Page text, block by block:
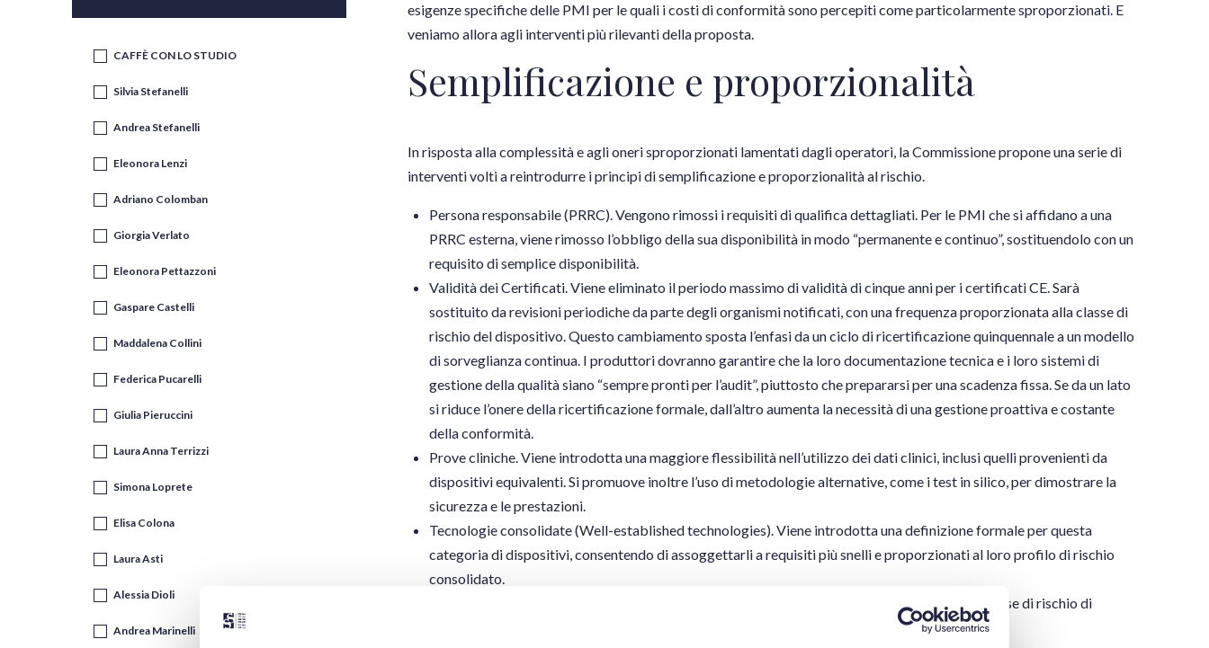
CAFFÈ CON LO STUDIO
Silvia Stefanelli
Andrea Stefanelli
Eleonora Lenzi
Adriano Colomban
Giorgia Verlato
Eleonora Pettazzoni
Gaspare Castelli
Maddalena Collini
Federica Pucarelli
Giulia Pieruccini
Laura Anna Terrizzi
Simona Loprete
Elisa Colona
Laura Asti
Alessia Dioli
Andrea Marinelli
esigenze specifiche delle PMI per le quali i costi di conformità sono percepiti come particolarmente sproporzionati. E
veniamo allora agli interventi più rilevanti della proposta.
Semplificazione e proporzionalità
In risposta alla complessità e agli oneri sproporzionati lamentati dagli operatori, la Commissione propone una serie di
interventi volti a reintrodurre i principi di semplificazione e proporzionalità al rischio.
Persona responsabile (PRRC). Vengono rimossi i requisiti di qualifica dettagliati. Per le PMI che si affidano a una
PRRC esterna, viene rimosso l’obbligo della sua disponibilità in modo “permanente e continuo”, sostituendolo con un
requisito di semplice disponibilità.
Validità dei Certificati. Viene eliminato il periodo massimo di validità di cinque anni per i certificati CE. Sarà
sostituito da revisioni periodiche da parte degli organismi notificati, con una frequenza proporzionata alla classe di
rischio del dispositivo. Questo cambiamento sposta l’enfasi da un ciclo di ricertificazione quinquennale a un modello
di sorveglianza continua. I produttori dovranno garantire che la loro documentazione tecnica e i loro sistemi di
gestione della qualità siano “sempre pronti per l’audit”, piuttosto che prepararsi per una scadenza fissa. Se da un lato
si riduce l’onere della ricertificazione formale, dall’altro aumenta la necessità di una gestione proattiva e costante
della conformità.
Prove cliniche. Viene introdotta una maggiore flessibilità nell’utilizzo dei dati clinici, inclusi quelli provenienti da
dispositivi equivalenti. Si promuove inoltre l’uso di metodologie alternative, come i test in silico, per dimostrare la
sicurezza e le prestazioni.
Tecnologie consolidate (Well-established technologies). Viene introdotta una definizione formale per questa
categoria di dispositivi, consentendo di assoggettarli a requisiti più snelli e proporzionati al loro profilo di rischio
consolidato.
Riclassificazione. Si prevede l’adattamento di alcune regole di classificazione per ridurre la classe di rischio di
determinati dispositivi, come gli strumenti chirurgici riutilizzabili e alcuni software.